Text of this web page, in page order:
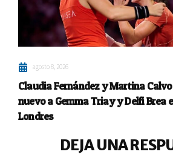
agosto 8, 2026
Claudia Fernández y Martina
nuevo a Gemma Triay y Delfi Brea
Londres
DEJA UNA